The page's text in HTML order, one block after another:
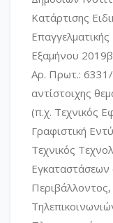
Κατάρτισης
Εξαμήνου
Αρ. Πρωτ.: 6331/
αντίστοιχης
(π.χ. Τεχνικός
Γραφιστική
Τεχνικός
Εγκαταστάσεων
Περιβάλλοντος,